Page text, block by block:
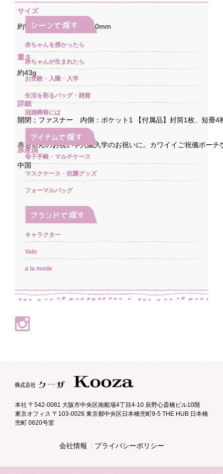
サイズ
約W115mm×H195mm×10mm
重さ
約43g
詳細
開閉；ファスナー 内側：ポケット1 【付属品】封筒1枚、短冊4
赤ちゃんのお祝いや入園入学のお祝いに。カワイイご祝儀ポーチ
原産国
中国
赤ちゃんを授かったら
赤ちゃんが生まれたら
お受験・入園・入学
生活を彩るバッグ・雑貨
冠婚葬祭には
母子手帳・マルチケース
マスクケース・抗菌グッズ
フォーマルバッグ
キャラクター
Valo
a la mode
本社 〒542-0081 大阪市中央区南船場4丁目4-10 辰野心斎橋ビル10階
東京オフィス 〒103-0026 東京都中央区日本橋兜町9-5 THE HUB 日本橋
兜町 0620号室
会社情報 プライバシーポリシー